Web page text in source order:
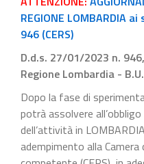
REGIONE LOMBARDIA
946 (CERS)
D.d.s. 27/01/2023 n.
Regione Lombardia -
Dopo la fase di
potrà assolvere
dell’attività in
adempimento alla